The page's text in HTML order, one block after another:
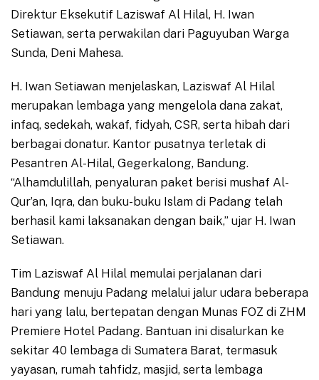
Direktur Eksekutif Laziswaf Al Hilal, H. Iwan
Setiawan, serta perwakilan dari Paguyuban Warga
Sunda, Deni Mahesa.
H. Iwan Setiawan menjelaskan, Laziswaf Al Hilal
merupakan lembaga yang mengelola dana zakat,
infaq, sedekah, wakaf, fidyah, CSR, serta hibah dari
berbagai donatur. Kantor pusatnya terletak di
Pesantren Al-Hilal, Gegerkalong, Bandung.
“Alhamdulillah, penyaluran paket berisi mushaf Al-
Qur’an, Iqra, dan buku-buku Islam di Padang telah
berhasil kami laksanakan dengan baik,” ujar H. Iwan
Setiawan.
Tim Laziswaf Al Hilal memulai perjalanan dari
Bandung menuju Padang melalui jalur udara beberapa
hari yang lalu, bertepatan dengan Munas FOZ di ZHM
Premiere Hotel Padang. Bantuan ini disalurkan ke
sekitar 40 lembaga di Sumatera Barat, termasuk
yayasan, rumah tahfidz, masjid, serta lembaga